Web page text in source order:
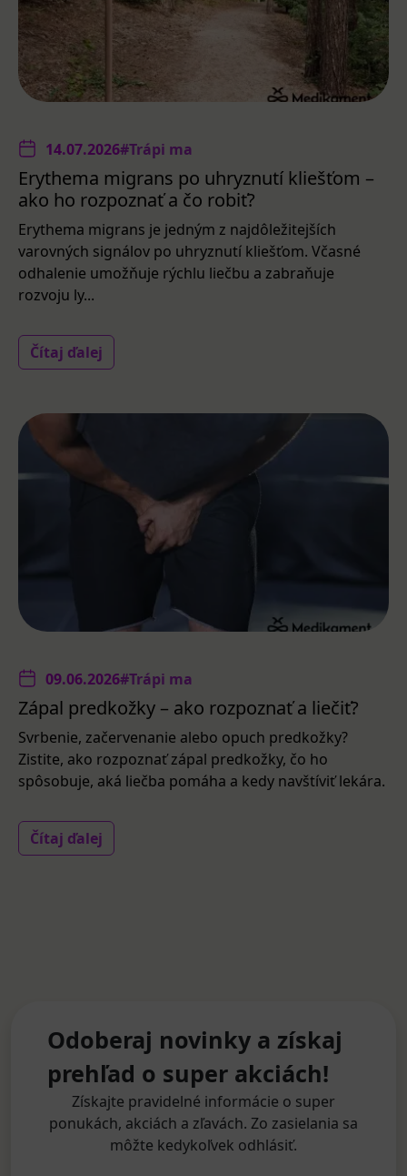
14.07.2026#Trápi ma
Erythema migrans po uhryznutí kliešťom –
ako ho rozpoznať a čo robiť?
Erythema migrans je jedným z najdôležitejších
varovných signálov po uhryznutí kliešťom. Včasné
odhalenie umožňuje rýchlu liečbu a zabraňuje
rozvoju ly...
Čítaj ďalej
09.06.2026#Trápi ma
Zápal predkožky – ako rozpoznať a liečiť?
Svrbenie, začervenanie alebo opuch predkožky?
Zistite, ako rozpoznať zápal predkožky, čo ho
spôsobuje, aká liečba pomáha a kedy navštíviť lekára.
Čítaj ďalej
Odoberaj novinky a získaj
prehľad o super akciách!
Získajte pravidelné informácie o super
ponukách, akciách a zľavách. Zo zasielania sa
môžte kedykoľvek odhlásiť.